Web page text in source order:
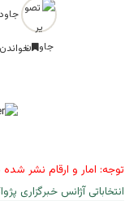
خواندن این
توجه: امار و ارقام نشر شده
انتخاباتی آژانس خبرگزاری